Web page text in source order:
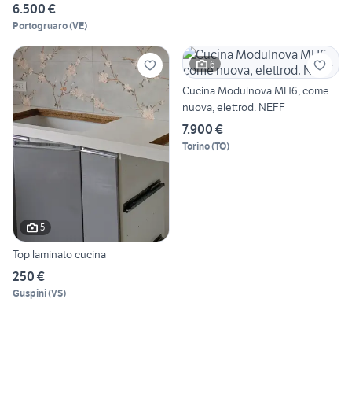
6.500 €
Portogruaro(VE)
5
Top laminato cucina
250 €
Guspini(VS)
6
Cucina Modulnova MH6, come
nuova, elettrod. NEFF
7.900 €
Torino(TO)